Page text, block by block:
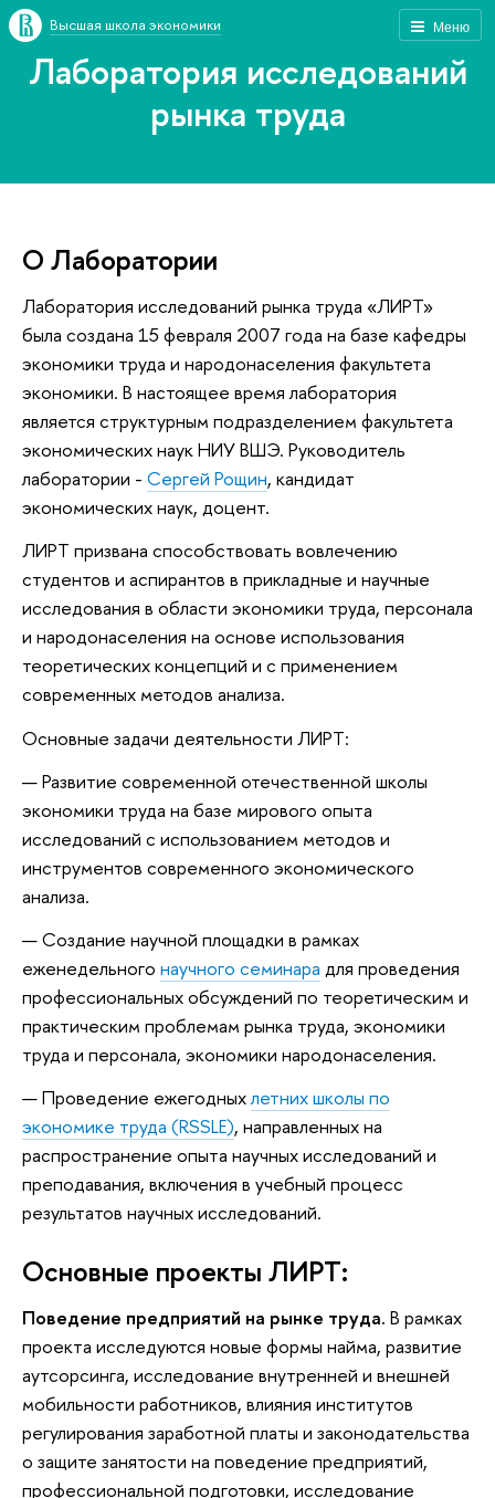
Меню
Высшая школа экономики
Лаборатория исследований
рынка труда
О Лаборатории
Лаборатория исследований рынка труда «ЛИРТ»
была создана 15 февраля 2007 года на базе кафедры
экономики труда и народонаселения факультета
экономики. В настоящее время лаборатория
является структурным подразделением факультета
экономических наук НИУ ВШЭ. Руководитель
лаборатории - Сергей Рощин, кандидат
экономических наук, доцент.
ЛИРТ призвана способствовать вовлечению
студентов и аспирантов в прикладные и научные
исследования в области экономики труда, персонала
и народонаселения на основе использования
теоретических концепций и с применением
современных методов анализа.
Основные задачи деятельности ЛИРТ:
Развитие современной отечественной школы
экономики труда на базе мирового опыта
исследований с использованием методов и
инструментов современного экономического
анализа.
Создание научной площадки в рамках
еженедельного научного семинара для проведения
профессиональных обсуждений по теоретическим и
практическим проблемам рынка труда, экономики
труда и персонала, экономики народонаселения.
Проведение ежегодныхлетних школы по
экономике труда (RSSLE), направленных на
распространение опыта научных исследований и
преподавания, включения в учебный процесс
результатов научных исследований.
Основные проекты ЛИРТ:
Поведение предприятий на рынке труда. В рамках
проекта исследуются новые формы найма, развитие
аутсорсинга, исследование внутренней и внешней
мобильности работников, влияния институтов
регулирования заработной платы и законодательства
о защите занятости на поведение предприятий,
профессиональной подготовки, исследование